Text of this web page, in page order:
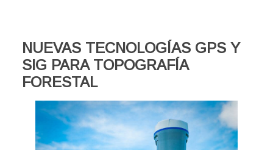
NUEVAS TECNOLOGÍAS GPS Y
SIG PARA TOPOGRAFÍA
FORESTAL